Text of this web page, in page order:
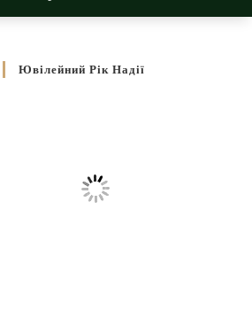
Ювілейний Рік Надії